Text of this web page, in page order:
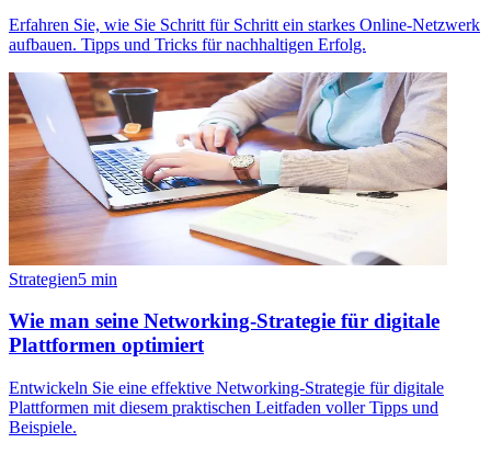
Erfahren Sie, wie Sie Schritt für Schritt ein starkes Online-Netzwerk
aufbauen. Tipps und Tricks für nachhaltigen Erfolg.
Strategien5 min
Wie man seine Networking-Strategie für digitale
Plattformen optimiert
Entwickeln Sie eine effektive Networking-Strategie für digitale
Plattformen mit diesem praktischen Leitfaden voller Tipps und
Beispiele.